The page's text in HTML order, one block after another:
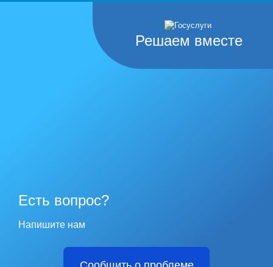
Решаем вместе
Есть вопрос?
Напишите нам